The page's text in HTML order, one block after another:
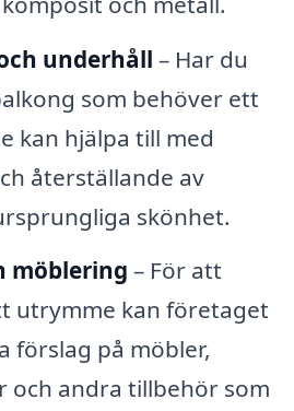
underhåll – Har du
som behöver ett
kan hjälpa till med
återställande av
skönhet.
möblering – För att
utrymme kan företaget
förslag på möbler,
och andra tillbehör som